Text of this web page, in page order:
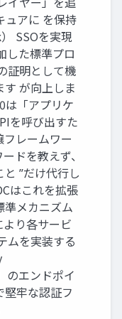
ュアに を保持
SSOを実現
した標準プロ
証明として機
が向上しま
は「アプリケ
を呼び出すた
レームワー
ドを教えず、
ˮだけ代行し
はこれを拡張
準メカニズム
り各サービ
ムを実装する
のエンドポイ
堅牢な認証フ